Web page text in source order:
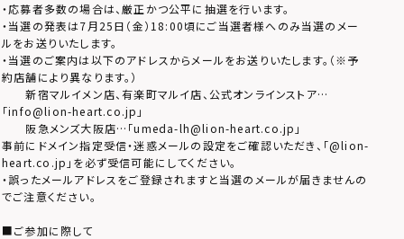
・応募者多数の場合は、厳正かつ公平に抽選を行います。
・当選の発表は7月25日（金）18:00頃にご当選者様へのみ当選のメー
ルをお送りいたします。
・当選のご案内は以下のアドレスからメールをお送りいたします。（※予
約店舗により異なります。）
新宿マルイメン店、有楽町マルイ店、公式オンラインストア…
「info@lion-heart.co.jp」
阪急メンズ大阪店…「umeda-lh@lion-heart.co.jp」
事前にドメイン指定受信・迷惑メールの設定をご確認いただき、「@lion-
heart.co.jp」を必ず受信可能にしてください。
・誤ったメールアドレスをご登録されますと当選のメールが届きませんの
でご注意ください。
■ご参加に際して